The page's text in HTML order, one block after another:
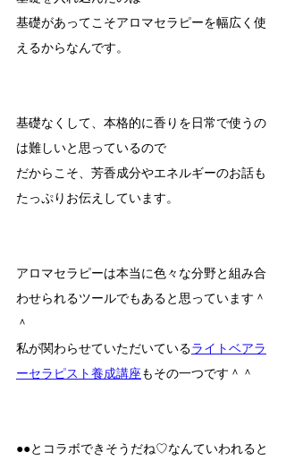
基礎があってこそアロマセラピーを幅広く使
えるからなんです。
基礎なくして、本格的に香りを日常で使うの
は難しいと思っているので
だからこそ、芳香成分やエネルギーのお話も
たっぷりお伝えしています。
アロマセラピーは本当に色々な分野と組み合
わせられるツールでもあると思っています＾
＾
私が関わらせていただいているライトベアラ
ーセラピスト養成講座もその一つです＾＾
●●とコラボできそうだね♡なんていわれると